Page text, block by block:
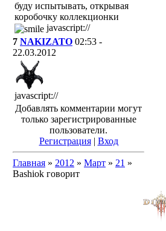
буду испытывать, открывая
коробочку коллекционки
javascript://
7 NAKIZATO 02:53 -
22.03.2012
javascript://
Добавлять комментарии могут
только зарегистрированные
пользователи.
Регистрация| Вход
Главная » 2012 » Март » 21 »
Bashiok говорит